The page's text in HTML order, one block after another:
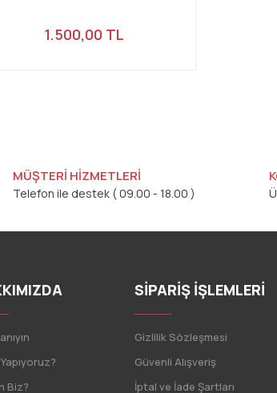
1.500,00 TL
MÜŞTERİ HİZMETLERİ
Telefon ile destek ( 09.00 - 18.00 )
Biz?
SİPARİŞ İŞLEMLERİ
Gizlilik Sözleşmesi
Güvenli Alışveriş
İptal ve İade Şartları